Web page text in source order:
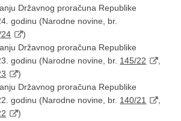
Državnog proračuna Republike
godinu (Narodne novine, br.
)
Državnog proračuna Republike
godinu (Narodne novine, br. 145/22
)
Državnog proračuna Republike
godinu (Narodne novine, br. 140/21
)